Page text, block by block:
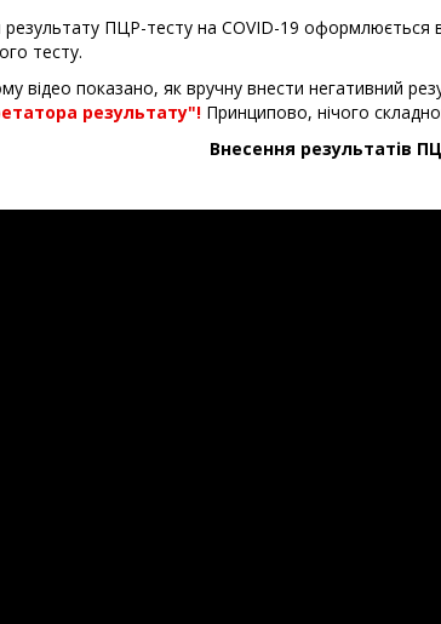
ПЦР-тесту на COVID-19 оформлюється
тесту.
відео показано, як вручну внести негативний
результату"! Принципово, нічого
Внесення результатів